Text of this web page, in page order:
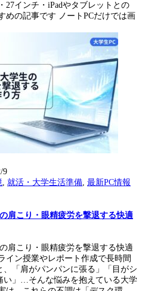
27インチ・iPadやタブレットとの
めの記事です ノートPCだけでは画
9
, 就活・大学生活準備, 最新PC情報
肩こり・眼精疲労を撃退する快適
肩こり・眼精疲労を撃退する快適
イン授業やレポート作成で長時間
「肩がパンパンに張る」「目がシ
い」…そんな悩みを抱えている大学